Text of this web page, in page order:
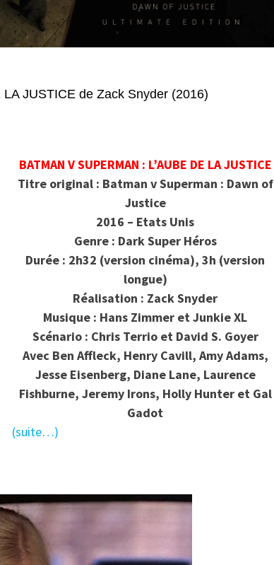
JUSTICE de Zack Snyder (2016)
BATMAN V SUPERMAN : L’AUBE DE LA JUSTICE
Titre original : Batman v Superman : Dawn of
Justice
2016 – Etats Unis
Genre : Dark Super Héros
Durée : 2h32 (version cinéma), 3h (version
longue)
Réalisation : Zack Snyder
Musique : Hans Zimmer et Junkie XL
Scénario : Chris Terrio et David S. Goyer
Avec Ben Affleck, Henry Cavill, Amy Adams,
Jesse Eisenberg, Diane Lane, Laurence
Fishburne, Jeremy Irons, Holly Hunter et Gal
Gadot
(suite…)